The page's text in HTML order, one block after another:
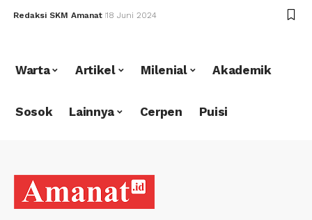
Redaksi SKM Amanat 18 Juni 2024
Warta Artikel Milenial Akademik
Sosok Lainnya Cerpen Puisi